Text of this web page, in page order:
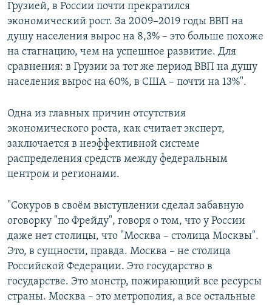
Грузией, в России почти прекратился
экономический рост. За 2009–2019 годы ВВП на
душу населения вырос на 8,3% – это больше похоже
на стагнацию, чем на успешное развитие. Для
сравнения: в Грузии за тот же период ВВП на душу
населения вырос на 60%, в США – почти на 13%".
Одна из главных причин отсутствия
экономического роста, как считает эксперт,
заключается в неэффективной системе
распределения средств между федеральным
центром и регионами.
"Сокуров в своём выступлении сделал забавную
оговорку "по Фрейду", говоря о том, что у России
даже нет столицы, что "Москва – столица Москвы".
Это, в сущности, правда. Москва – не столица
Российской Федерации. Это государство в
государстве. Это монстр, пожирающий все ресурсы
страны. Москва – это метрополия, а все остальные